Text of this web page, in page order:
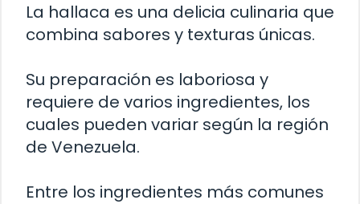
La hallaca es una delicia culinaria que
combina sabores y texturas únicas.
Su preparación es laboriosa y
requiere de varios ingredientes, los
cuales pueden variar según la región
de Venezuela.
Entre los ingredientes más comunes